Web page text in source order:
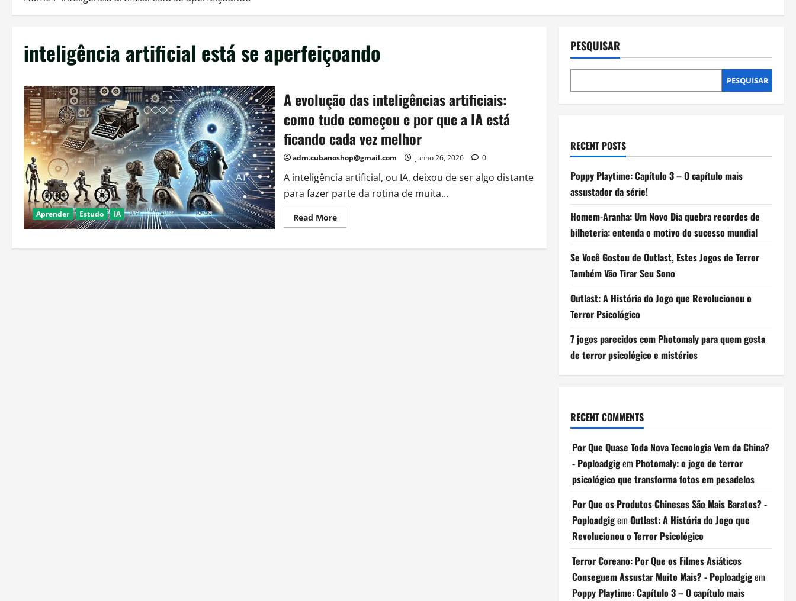
inteligência artificial está se aperfeiçoando
Aprender Estudo IA
A evolução das inteligências artificiais:
como tudo começou e por que a IA está
ficando cada vez melhor
adm.cubanoshop@gmail.com junho 26, 2026 0
A inteligência artificial, ou IA, deixou de ser algo distante
para fazer parte da rotina de muita...
Read MoreRead
more
evolução
PESQUISAR
PESQUISAR
RECENT POSTS
Poppy Playtime: Capítulo 3 – O capítulo mais
assustador da série!
Homem-Aranha: Um Novo Dia quebra recordes de
bilheteria: entenda o motivo do sucesso mundial
Se Você Gostou de Outlast, Estes Jogos de Terror
Também Vão Tirar Seu Sono
Outlast: A História do Jogo que Revolucionou o
Terror Psicológico
7 jogos parecidos com Photomaly para quem gosta
de terror psicológico e mistérios
RECENT COMMENTS
Por Que Quase Toda Nova Tecnologia Vem da China?
- Poploadgigem Photomaly: o jogo de terror
psicológico que transforma fotos em pesadelos
Por Que os Produtos Chineses São Mais Baratos? -
Poploadgigem Outlast: A História do Jogo que
Revolucionou o Terror Psicológico
Terror Coreano: Por Que os Filmes Asiáticos
Conseguem Assustar Muito Mais? - Poploadgigem
Poppy Playtime: Capítulo 3 – O capítulo mais